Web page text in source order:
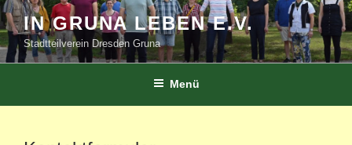
Zum
Inhalt
springen
IN GRUNA LEBEN E.V.
Stadtteilverein Dresden Gruna
Menü